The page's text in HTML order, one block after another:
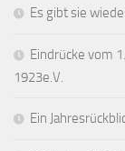
Es gibt sie
Eindrücke vom
1923e.V.
Ein